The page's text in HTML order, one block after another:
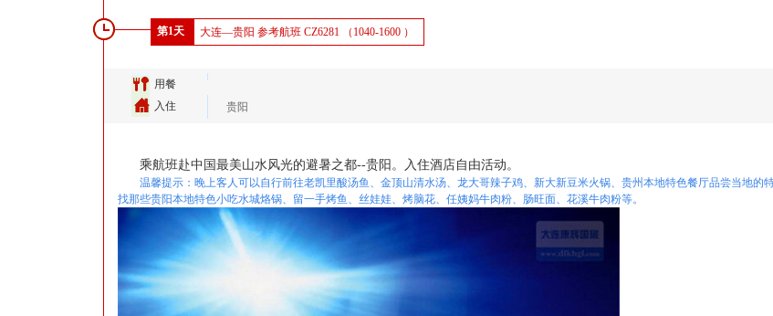
第1天 大连—贵阳 参考航班 CZ6281 （1040-1600 ）
用餐
入住
贵阳
乘航班赴中国最美山水风光的避暑之都--贵阳。入住酒店自由活动。
温馨提示：晚上客人可以自行前往老凯里酸汤鱼、金顶山清水汤、龙大哥辣子鸡、新大新豆米火锅、贵州本地特色餐厅品尝当地的
找那些贵阳本地特色小吃水城烙锅、留一手烤鱼、丝娃娃、烤脑花、任姨妈牛肉粉、肠旺面、花溪牛肉粉等。